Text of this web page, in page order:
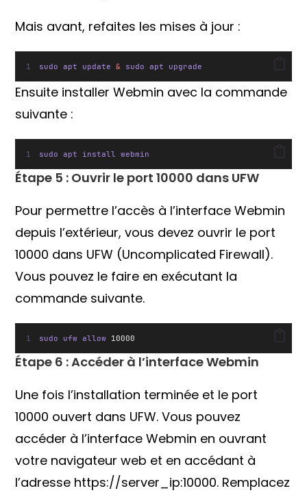
Mais avant, refaites les mises à jour :
sudo apt update & sudo apt upgrade
Ensuite installer Webmin avec la commande
suivante :
sudo apt install webmin
Étape 5 : Ouvrir le port 10000 dans UFW
Pour permettre l’accès à l’interface Webmin
depuis l’extérieur, vous devez ouvrir le port
10000 dans UFW (Uncomplicated Firewall).
Vous pouvez le faire en exécutant la
commande suivante.
sudo ufw allow 10000
Étape 6 : Accéder à l’interface Webmin
Une fois l’installation terminée et le port
10000 ouvert dans UFW. Vous pouvez
accéder à l’interface Webmin en ouvrant
votre navigateur web et en accédant à
l’adresse https://server_ip:10000. Remplacez